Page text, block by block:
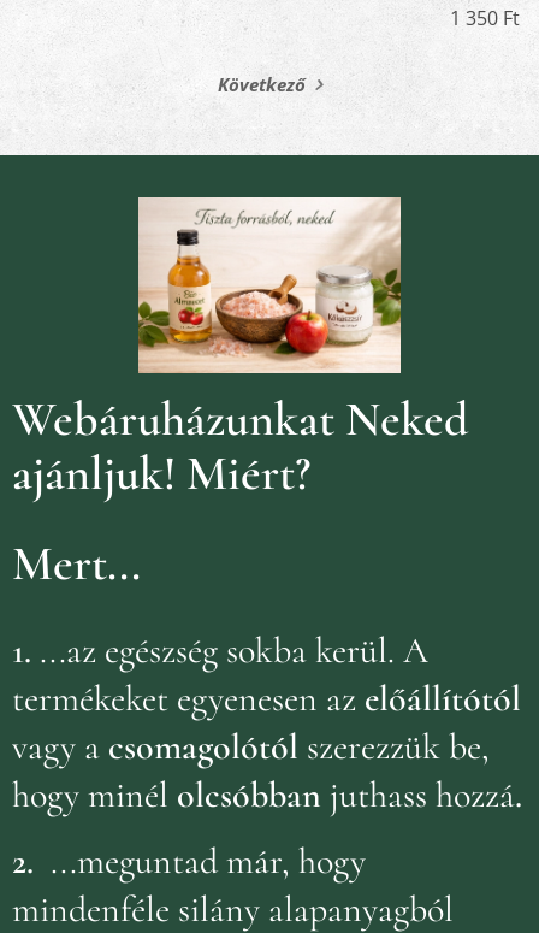
1 350 Ft
Következő
Webáruházunkat Neked
ajánljuk! Miért?
Mert...
1. ...az egészség sokba kerül. A
termékeket egyenesen az előállítótól
vagy a csomagolótól szerezzük be,
hogy minél olcsóbban juthass hozzá.
2. ...meguntad már, hogy
mindenféle silány alapanyagból